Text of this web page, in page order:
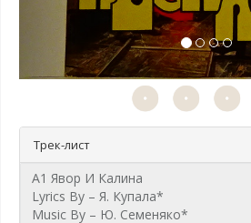
Трек-лист